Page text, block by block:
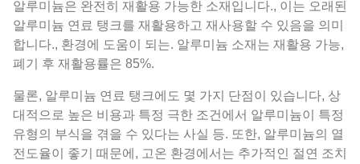
알루미늄은 완전히 재활용 가능한 소재입니다., 이는 오래된
알루미늄 연료 탱크를 재활용하고 재사용할 수 있음을 의미
합니다., 환경에 도움이 되는. 알루미늄 소재는 재활용 가능,
폐기 후 재활용률은 85%.
물론, 알루미늄 연료 탱크에도 몇 가지 단점이 있습니다, 상
대적으로 높은 비용과 특정 극한 조건에서 알루미늄이 특정
유형의 부식을 겪을 수 있다는 사실 등. 또한, 알루미늄의 열
전도율이 좋기 때문에, 고온 환경에서는 추가적인 절연 조치